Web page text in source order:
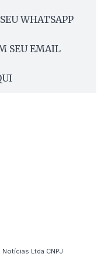
WHATSAPP
SEU EMAIL
Ltda CNPJ